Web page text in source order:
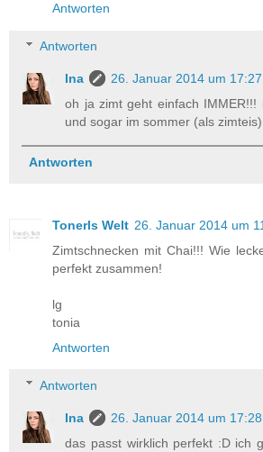
Antworten
Antworten
Ina
26. Januar 2014 um 17:27
oh ja zimt geht einfach IMMER!!!
und sogar im sommer (als zimteis)
Antworten
Tonerls Welt 26. Januar 2014 um
Zimtschnecken mit Chai!!! Wie
perfekt zusammen!
lg
tonia
Antworten
Antworten
Ina
26. Januar 2014 um 17:28
das passt wirklich perfekt :D ich